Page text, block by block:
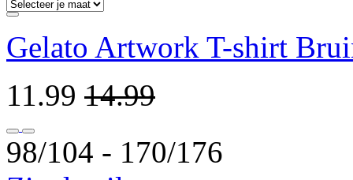
Gelato Artwork T-shirt
11.99 14.99
98/104 ‐ 170/176